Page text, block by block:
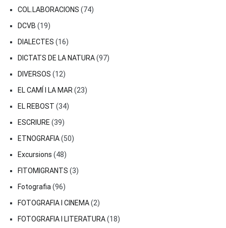
COL.LABORACIONS (74)
DCVB (19)
DIALECTES (16)
DICTATS DE LA NATURA(97)
DIVERSOS (12)
EL CAMÍ I LA MAR (23)
EL REBOST (34)
ESCRIURE (39)
ETNOGRAFIA(50)
Excursions (48)
FITOMIGRANTS (3)
Fotografia (96)
FOTOGRAFIA I CINEMA(2)
FOTOGRAFIA I LITERATURA(18)